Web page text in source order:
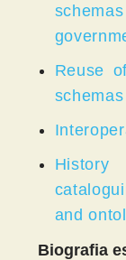
Reuse
and
Biografia